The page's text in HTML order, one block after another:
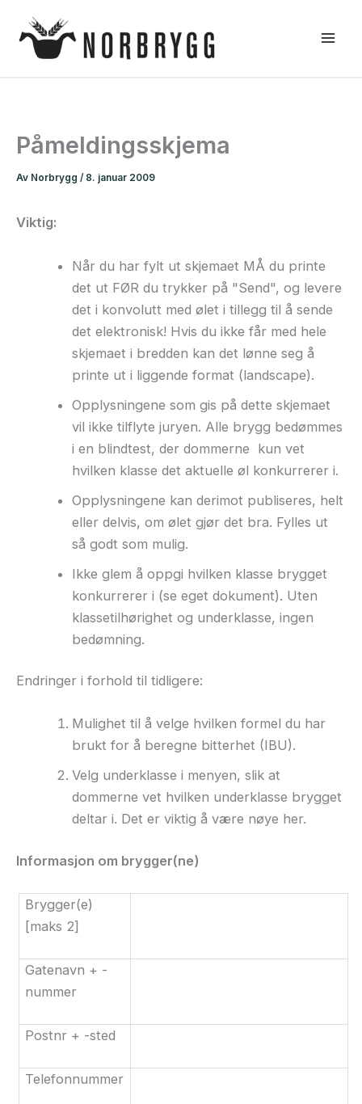
rett
Påmeldingsskjema
Av Norbrygg / 8. januar 2009
Viktig:
Når du har fylt ut skjemaet MÅ du printe
det ut FØR du trykker på "Send", og levere
det i konvolutt med ølet i tillegg til å sende
det elektronisk! Hvis du ikke får med hele
skjemaet i bredden kan det lønne seg å
printe ut i liggende format (landscape).
Opplysningene som gis på dette skjemaet
vil ikke tilflyte juryen. Alle brygg bedømmes
i en blindtest, der dommerne kun vet
hvilken klasse det aktuelle øl konkurrerer i.
Opplysningene kan derimot publiseres, helt
eller delvis, om ølet gjør det bra. Fylles ut
så godt som mulig.
Ikke glem å oppgi hvilken klasse brygget
konkurrerer i (se eget dokument). Uten
klassetilhørighet og underklasse, ingen
bedømning.
Endringer i forhold til tidligere:
Mulighet til å velge hvilken formel du har
brukt for å beregne bitterhet (IBU).
Velg underklasse i menyen, slik at
dommerne vet hvilken underklasse brygget
deltar i. Det er viktig å være nøye her.
Informasjon om brygger(ne)
Brygger(e)
[maks 2]
Gatenavn + -
nummer
Postnr + -sted
Telefonnummer